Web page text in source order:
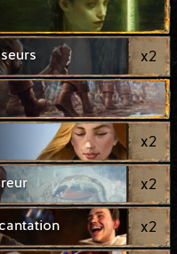
x2
x2
x2
x2